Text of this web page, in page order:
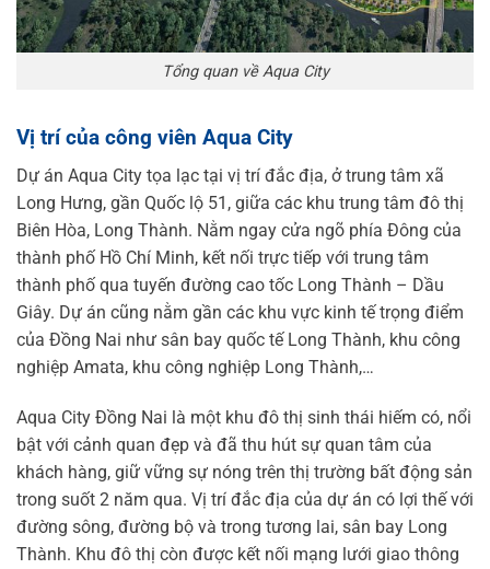
Tổng quan về Aqua City
Vị trí của công viên Aqua City
Dự án Aqua City tọa lạc tại vị trí đắc địa, ở trung tâm xã
Long Hưng, gần Quốc lộ 51, giữa các khu trung tâm đô thị
Biên Hòa, Long Thành. Nằm ngay cửa ngõ phía Đông của
thành phố Hồ Chí Minh, kết nối trực tiếp với trung tâm
thành phố qua tuyến đường cao tốc Long Thành – Dầu
Giây. Dự án cũng nằm gần các khu vực kinh tế trọng điểm
của Đồng Nai như sân bay quốc tế Long Thành, khu công
nghiệp Amata, khu công nghiệp Long Thành,…
Aqua City Đồng Nai là một khu đô thị sinh thái hiếm có, nổi
bật với cảnh quan đẹp và đã thu hút sự quan tâm của
khách hàng, giữ vững sự nóng trên thị trường bất động sản
trong suốt 2 năm qua. Vị trí đắc địa của dự án có lợi thế với
đường sông, đường bộ và trong tương lai, sân bay Long
Thành. Khu đô thị còn được kết nối mạng lưới giao thông